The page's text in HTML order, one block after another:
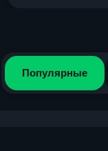
Популярные